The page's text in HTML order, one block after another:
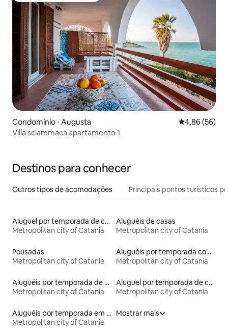
Condomínio ⋅ Augusta 4,86 de uma
4,86 (56)
Villa sciammaca apartamento 1
Destinos para conhecer
Outros tipos de acomodações Principais pontos turísticos
Aluguel por temporada de casas de veraneio
Metropolitan city of Catania
Aluguéis de casas
Metropolitan city of Catania
Pousadas
Metropolitan city of Catania
Aluguéis por temporada com acesso ao lago
Metropolitan city of Catania
Aluguéis por temporada de acomodações de luxo
Metropolitan city of Catania
Aluguel por temporada de casas de hóspedes
Metropolitan city of Catania
Aluguéis por temporada em hotéis-fazenda
Metropolitan city of Catania
Mostrar mais